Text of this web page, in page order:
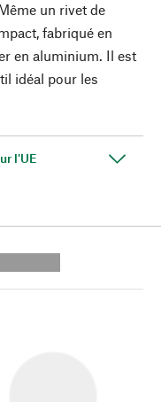
un rivet de
fabriqué en
en aluminium. Il est
idéal pour les
l'UE